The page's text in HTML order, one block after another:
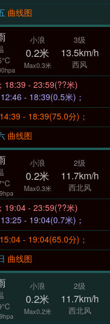
曲线图
小浪
0.2米
Max0.3米
3级
13.5km/h
西风
米)；18:39 - 23:59(??米)
)；12:46 - 18:39(0.5米)；
- 18:39(75.0分)；
曲线图
小浪
0.2米
Max0.3米
2级
11.7km/h
西北风
米)；19:04 - 23:59(??米)
)；13:25 - 19:04(0.7米)；
- 19:04(65.0分)；
曲线图
小浪
0.2米
Max0.2米
2级
11.7km/h
西北风